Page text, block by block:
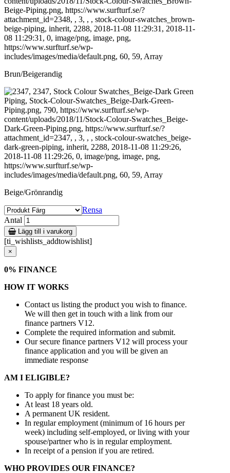
Brun/Beigerandig
Beige/Grönrandig
Rensa
Antal
Lägg till i varukorg
[ti_wishlists_addtowishlist]
×
0% FINANCE
HOW IT WORKS
Contact us listing the product you wish to finance.
We will then get in touch with a link from our
finance partners V12.
Complete the required information and submit.
Our secure finance partners V12 will process your
finance application and you will be given an
immediate response
AM I ELIGIBLE?
To apply for finance you must be:
At least 18 years old.
A permanent UK resident.
In regular employment (minimum of 16 hours per
week) including self-employed, or living with your
spouse/partner who is in regular employment.
In receipt of a pension if you are retired.
WHO PROVIDES OUR FINANCE?